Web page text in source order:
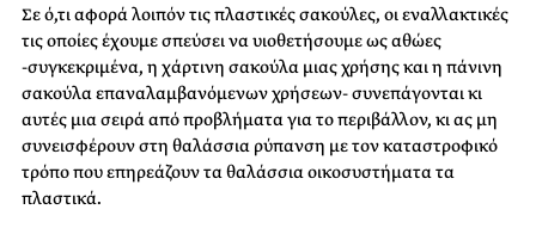
Σε ό,τι αφορά λοιπόν τις πλαστικές σακούλες, οι εναλλακτικές
τις οποίες έχουμε σπεύσει να υιοθετήσουμε ως αθώες
-συγκεκριμένα, η χάρτινη σακούλα μιας χρήσης και η πάνινη
σακούλα επαναλαμβανόμενων χρήσεων- συνεπάγονται κι
αυτές μια σειρά από προβλήματα για το περιβάλλον, κι ας μη
συνεισφέρουν στη θαλάσσια ρύπανση με τον καταστροφικό
τρόπο που επηρεάζουν τα θαλάσσια οικοσυστήματα τα
πλαστικά.